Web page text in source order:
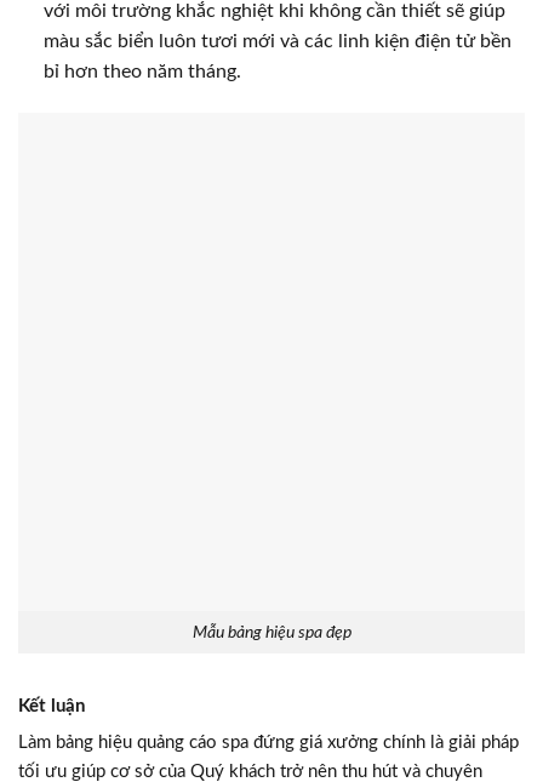
với môi trường khắc nghiệt khi không cần thiết sẽ giúp
màu sắc biển luôn tươi mới và các linh kiện điện tử bền
bỉ hơn theo năm tháng.
Mẫu bảng hiệu spa đẹp
Kết luận
Làm bảng hiệu quảng cáo spa đứng giá xưởng chính là giải pháp
tối ưu giúp cơ sở của Quý khách trở nên thu hút và chuyên